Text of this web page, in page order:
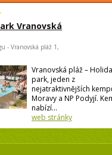
Vranovská
- Vranovská pláž 1,
Vranovská pláž –
park, jeden z
nejatraktivnějších
Moravy a NP Podyjí.
nabízí...
web stránky